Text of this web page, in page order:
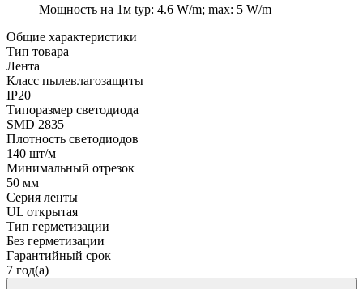
Мощность на 1м typ: 4.6 W/m; max: 5 W/m
Общие характеристики
Тип товара
Лента
Класс пылевлагозащиты
IP20
Типоразмер светодиода
SMD 2835
Плотность светодиодов
140 шт/м
Минимальный отрезок
50 мм
Серия ленты
UL открытая
Тип герметизации
Без герметизации
Гарантийный срок
7 год(а)